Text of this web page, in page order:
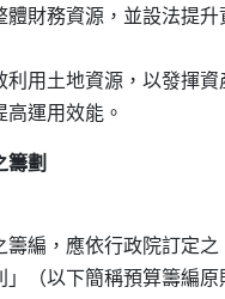
體財務資源，並設法提
利用土地資源，以發揮
籌劃
籌編，應依行政院訂定